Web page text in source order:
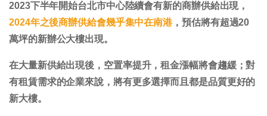
2023下半年開始台北市中心陸續會有新的商辦供給出現，
2024年之後商辦供給會幾乎集中在南港，預估將有超過20
萬坪的新辦公大樓出現。
在大量新供給出現後，空置率提升，租金漲幅將會趨緩；對
有租賃需求的企業來說，將有更多選擇而且都是品質更好的
新大樓。